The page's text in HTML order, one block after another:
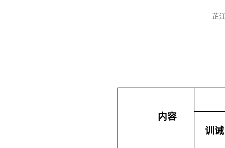
芷
内容
训诫